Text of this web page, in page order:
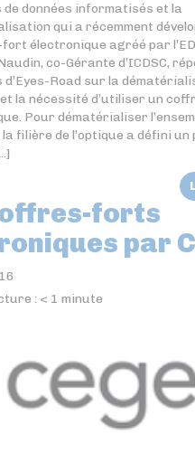
de données informatisés et la
qui a récemment
électronique agréé par
co-Gérante d’ICDSC,
d’Eyes-Road sur la
la nécessité d’utiliser un
Pour dématérialiser
filière de l’optique a défini un
forts
par
: < 1 minute